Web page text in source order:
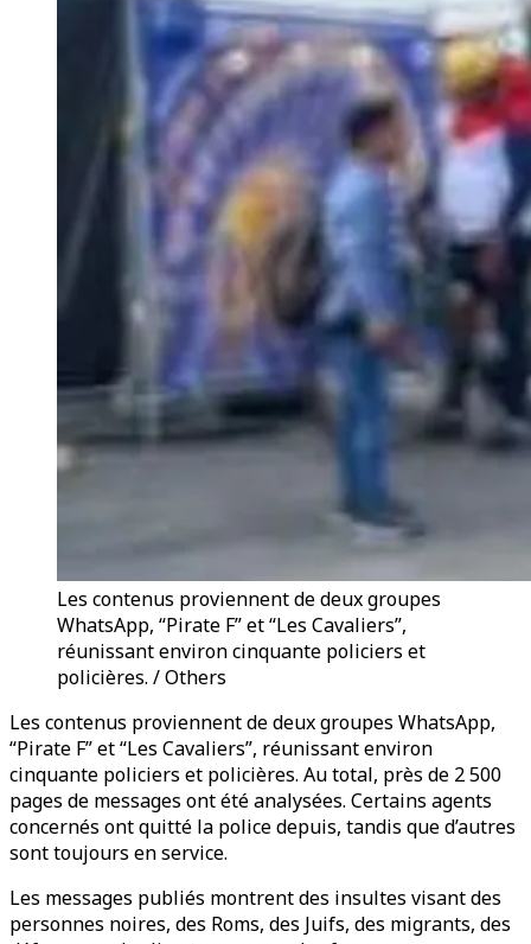
Les contenus proviennent de deux groupes
WhatsApp, “Pirate F” et “Les Cavaliers”,
réunissant environ cinquante policiers et
policières. / Others
Les contenus proviennent de deux groupes WhatsApp,
“Pirate F” et “Les Cavaliers”, réunissant environ
cinquante policiers et policières. Au total, près de 2 500
pages de messages ont été analysées. Certains agents
concernés ont quitté la police depuis, tandis que d’autres
sont toujours en service.
Les messages publiés montrent des insultes visant des
personnes noires, des Roms, des Juifs, des migrants, des